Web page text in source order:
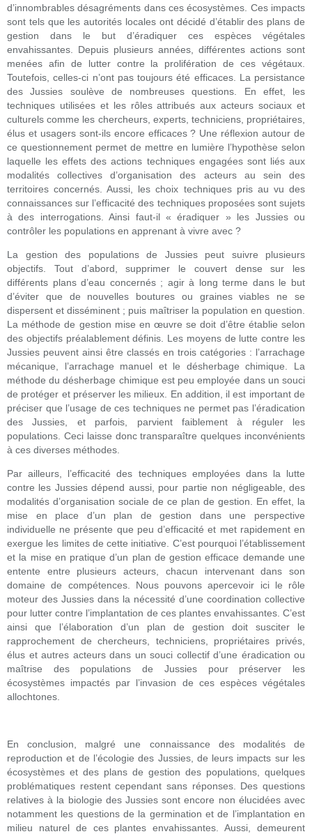
d’innombrables désagréments dans ces écosystèmes. Ces impacts
sont tels que les autorités locales ont décidé d’établir des plans de
gestion dans le but d’éradiquer ces espèces végétales
envahissantes. Depuis plusieurs années, différentes actions sont
menées afin de lutter contre la prolifération de ces végétaux.
Toutefois, celles-ci n’ont pas toujours été efficaces. La persistance
des Jussies soulève de nombreuses questions. En effet, les
techniques utilisées et les rôles attribués aux acteurs sociaux et
culturels comme les chercheurs, experts, techniciens, propriétaires,
élus et usagers sont-ils encore efficaces ? Une réflexion autour de
ce questionnement permet de mettre en lumière l’hypothèse selon
laquelle les effets des actions techniques engagées sont liés aux
modalités collectives d’organisation des acteurs au sein des
territoires concernés. Aussi, les choix techniques pris au vu des
connaissances sur l’efficacité des techniques proposées sont sujets
à des interrogations. Ainsi faut-il « éradiquer » les Jussies ou
contrôler les populations en apprenant à vivre avec ?
La gestion des populations de Jussies peut suivre plusieurs
objectifs. Tout d’abord, supprimer le couvert dense sur les
différents plans d’eau concernés ; agir à long terme dans le but
d’éviter que de nouvelles boutures ou graines viables ne se
dispersent et disséminent ; puis maîtriser la population en question.
La méthode de gestion mise en œuvre se doit d’être établie selon
des objectifs préalablement définis. Les moyens de lutte contre les
Jussies peuvent ainsi être classés en trois catégories : l’arrachage
mécanique, l’arrachage manuel et le désherbage chimique. La
méthode du désherbage chimique est peu employée dans un souci
de protéger et préserver les milieux. En addition, il est important de
préciser que l’usage de ces techniques ne permet pas l’éradication
des Jussies, et parfois, parvient faiblement à réguler les
populations. Ceci laisse donc transparaître quelques inconvénients
à ces diverses méthodes.
Par ailleurs, l’efficacité des techniques employées dans la lutte
contre les Jussies dépend aussi, pour partie non négligeable, des
modalités d’organisation sociale de ce plan de gestion. En effet, la
mise en place d’un plan de gestion dans une perspective
individuelle ne présente que peu d’efficacité et met rapidement en
exergue les limites de cette initiative. C’est pourquoi l’établissement
et la mise en pratique d’un plan de gestion efficace demande une
entente entre plusieurs acteurs, chacun intervenant dans son
domaine de compétences. Nous pouvons apercevoir ici le rôle
moteur des Jussies dans la nécessité d’une coordination collective
pour lutter contre l’implantation de ces plantes envahissantes. C’est
ainsi que l’élaboration d’un plan de gestion doit susciter le
rapprochement de chercheurs, techniciens, propriétaires privés,
élus et autres acteurs dans un souci collectif d’une éradication ou
maîtrise des populations de Jussies pour préserver les
écosystèmes impactés par l’invasion de ces espèces végétales
allochtones.
En conclusion, malgré une connaissance des modalités de
reproduction et de l’écologie des Jussies, de leurs impacts sur les
écosystèmes et des plans de gestion des populations, quelques
problématiques restent cependant sans réponses. Des questions
relatives à la biologie des Jussies sont encore non élucidées avec
notamment les questions de la germination et de l’implantation en
milieu naturel de ces plantes envahissantes. Aussi, demeurent